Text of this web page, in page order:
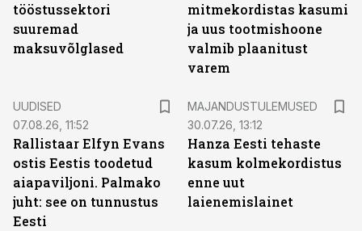
tööstussektori
suuremad
maksuvõlglased
mitmekordistas kasumi
ja uus tootmishoone
valmib plaanitust
varem
UUDISED
07.08.26, 11:52
Rallistaar Elfyn Evans
ostis Eestis toodetud
aiapaviljoni. Palmako
juht: see on tunnustus
Eesti
MAJANDUSTULEMUSED
30.07.26, 13:12
Hanza Eesti tehaste
kasum kolmekordistus
enne uut
laienemislainet